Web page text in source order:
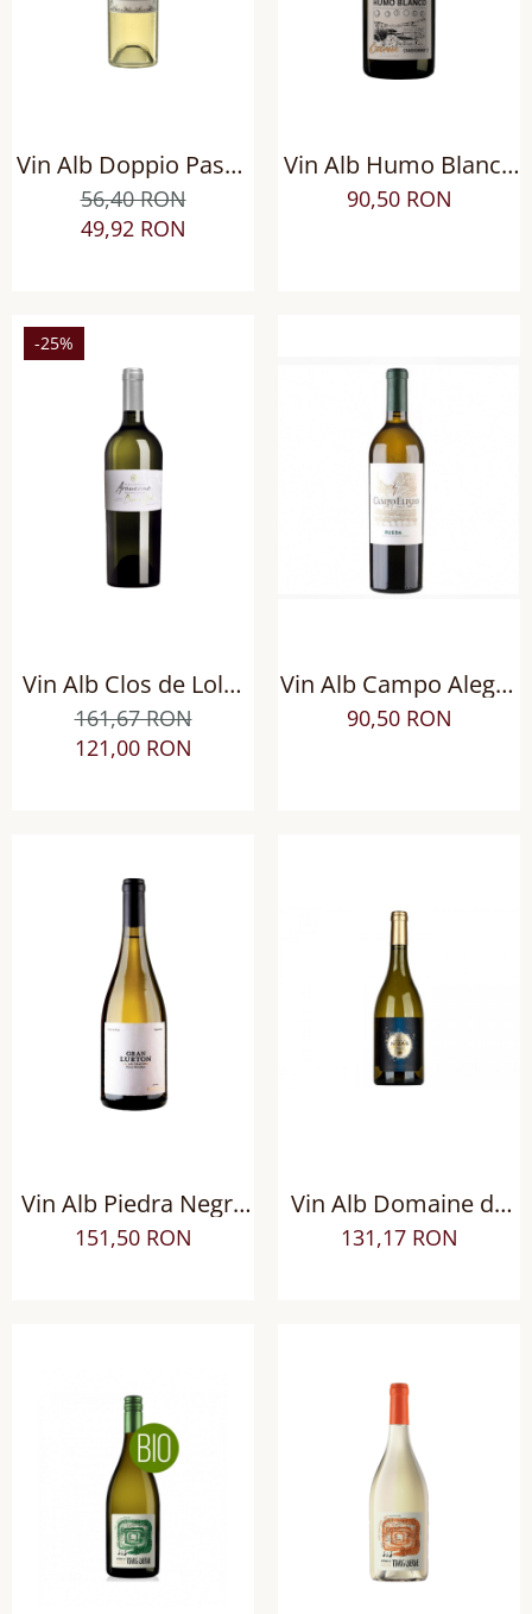
Vin Alb Doppio Passo
Grillo Sicilia DOC, Sec
56,40 RON
49,92 RON
Vin Alb Humo Blanco
Limited Edition
Chardonnay BIO, Sec
90,50 RON
-25%
Vin Alb Clos de Lolol
Biodinamic, Sec
161,67 RON
121,00 RON
Vin Alb Campo Alegre
Verdejo DO Rueda,
Sec
90,50 RON
Vin Alb Piedra Negra
Gran Lurton Corte
Friulano, Sec
151,50 RON
Vin Alb Domaine de
Nizas Grand Vin AOP
Languedoc Pezenas,
131,17 RON